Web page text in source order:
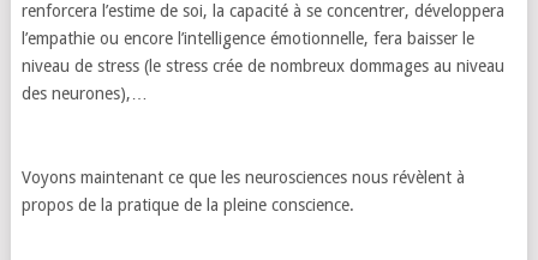
renforcera l’estime de soi, la capacité à se concentrer, développera
l’empathie ou encore l’intelligence émotionnelle, fera baisser le
niveau de stress (le stress crée de nombreux dommages au niveau
des neurones),…
Voyons maintenant ce que les neurosciences nous révèlent à
propos de la pratique de la pleine conscience.